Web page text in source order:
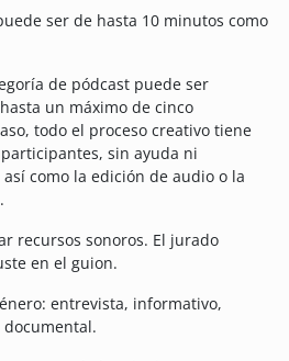
ser de hasta 10 minutos como
de pódcast puede ser
un máximo de cinco
todo el proceso creativo tiene
sin ayuda ni
como la edición de audio o la
recursos sonoros. El jurado
en el guion.
entrevista, informativo,